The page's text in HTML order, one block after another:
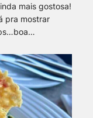
mais gostosa!
pra mostrar